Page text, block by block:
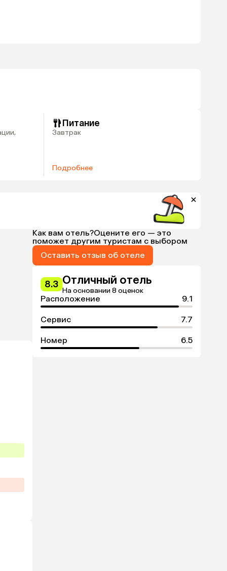
Питание
Завтрак
Подробнее
Как вам отель?Оцените его — это
поможет другим туристам с выбором
Оставить отзыв об отеле
8.3 Отличный отель
На основании 8 оценок
Расположение 9.1
Сервис 7.7
Номер 6.5